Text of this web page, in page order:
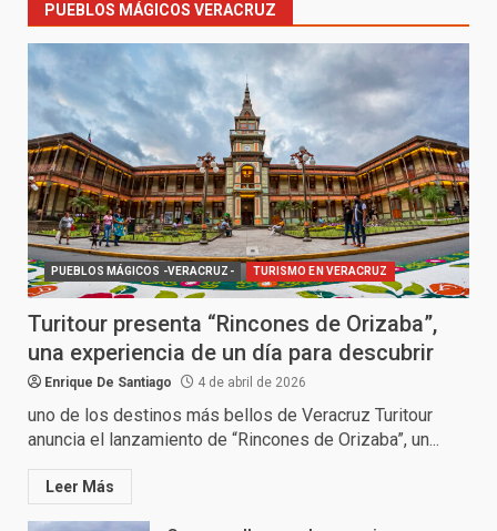
PUEBLOS MÁGICOS VERACRUZ
PUEBLOS MÁGICOS -VERACRUZ- TURISMO EN VERACRUZ
Turitour presenta “Rincones de Orizaba”,
una experiencia de un día para descubrir
Enrique De Santiago 4 de abril de 2026
uno de los destinos más bellos de Veracruz Turitour
anuncia el lanzamiento de “Rincones de Orizaba”, un...
Leer Más